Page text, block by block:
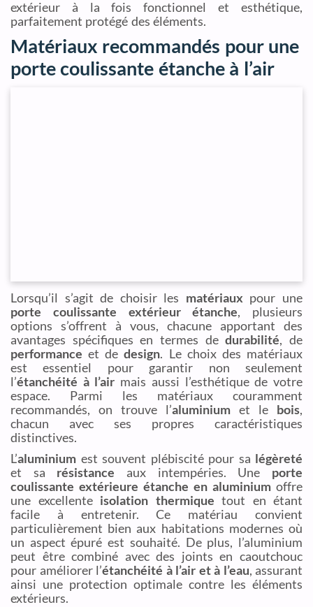
extérieur à la fois fonctionnel et esthétique,
parfaitement protégé des éléments.
Matériaux recommandés pour une
porte coulissante étanche à l’air
Lorsqu’il s’agit de choisir les matériaux pour une
porte coulissante extérieur étanche, plusieurs
options s’offrent à vous, chacune apportant des
avantages spécifiques en termes dedurabilité, de
performance et dedesign. Le choix des matériaux
est essentiel pour garantir non seulement
l’étanchéité à l’air mais aussi l’esthétique de votre
espace. Parmi les matériaux couramment
recommandés, on trouve l’aluminium et le bois,
chacun avec ses propres caractéristiques
distinctives.
L’aluminium est souvent plébiscité pour sa légèreté
et sa résistance aux intempéries. Une porte
coulissante extérieure étanche en aluminium offre
une excellente isolation thermique tout en étant
facile à entretenir. Ce matériau convient
particulièrement bien aux habitations modernes où
un aspect épuré est souhaité. De plus, l’aluminium
peut être combiné avec des joints en caoutchouc
pour améliorer l’étanchéité à l’air et à l’eau, assurant
ainsi une protection optimale contre les éléments
extérieurs.